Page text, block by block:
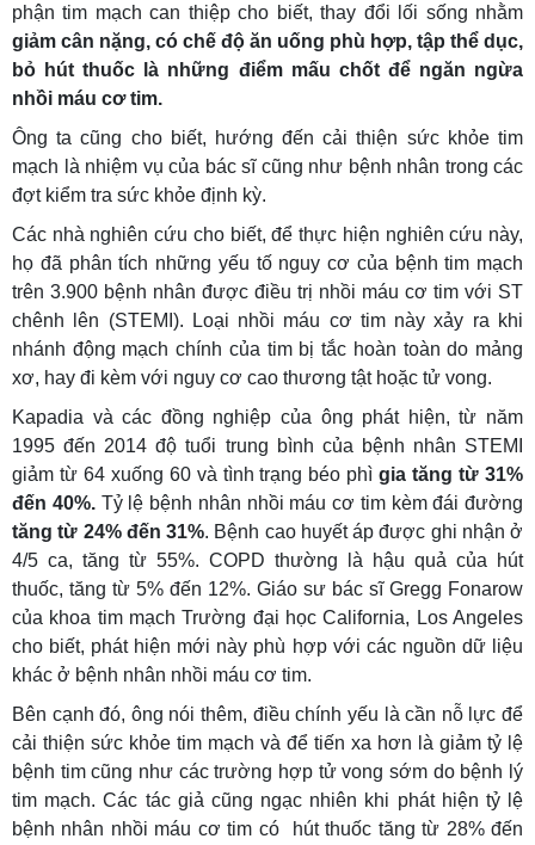
phận tim mạch can thiệp cho biết, thay đổi lối sống nhằm
giảm cân nặng, có chế độ ăn uống phù hợp, tập thể dục,
bỏ hút thuốc là những điểm mấu chốt để ngăn ngừa
nhồi máu cơ tim.
Ông ta cũng cho biết, hướng đến cải thiện sức khỏe tim
mạch là nhiệm vụ của bác sĩ cũng như bệnh nhân trong các
đợt kiểm tra sức khỏe định kỳ.
Các nhà nghiên cứu cho biết, để thực hiện nghiên cứu này,
họ đã phân tích những yếu tố nguy cơ của bệnh tim mạch
trên 3.900 bệnh nhân được điều trị nhồi máu cơ tim với ST
chênh lên (STEMI). Loại nhồi máu cơ tim này xảy ra khi
nhánh động mạch chính của tim bị tắc hoàn toàn do mảng
xơ, hay đi kèm với nguy cơ cao thương tật hoặc tử vong.
Kapadia và các đồng nghiệp của ông phát hiện, từ năm
1995 đến 2014 độ tuổi trung bình của bệnh nhân STEMI
giảm từ 64 xuống 60 và tình trạng béo phìgia tăng từ 31%
đến 40%.Tỷ lệ bệnh nhân nhồi máu cơ tim kèm đái đường
tăng từ 24% đến 31%. Bệnh cao huyết áp được ghi nhận ở
4/5 ca, tăng từ 55%. COPD thường là hậu quả của hút
thuốc, tăng từ 5% đến 12%. Giáo sư bác sĩ Gregg Fonarow
của khoa tim mạch Trường đại học California, Los Angeles
cho biết, phát hiện mới này phù hợp với các nguồn dữ liệu
khác ở bệnh nhân nhồi máu cơ tim.
Bên cạnh đó, ông nói thêm, điều chính yếu là cần nỗ lực để
cải thiện sức khỏe tim mạch và để tiến xa hơn là giảm tỷ lệ
bệnh tim cũng như các trường hợp tử vong sớm do bệnh lý
tim mạch. Các tác giả cũng ngạc nhiên khi phát hiện tỷ lệ
bệnh nhân nhồi máu cơ tim có hút thuốc tăng từ 28% đến